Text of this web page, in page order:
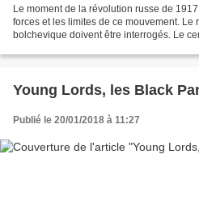
Le moment de la révolution russe de
forces et les limites de ce mouvement. Le
bolchevique doivent être interrogés. Le
Young Lords, les Black
Publié le 20/01/2018 à 11:27